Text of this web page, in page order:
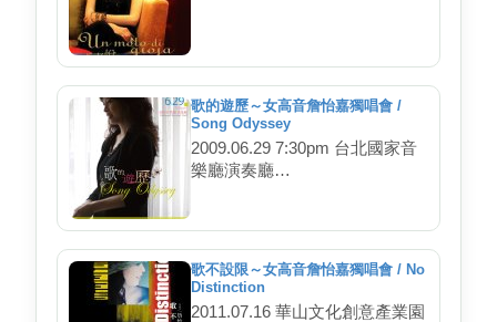
歌的遊歷～女高音詹怡嘉獨唱會 /
Song Odyssey
2009.06.29 7:30pm 台北國家音
樂廳演奏廳
導聆 / 詹怡宜
歌不設限～女高音詹怡嘉獨唱會 / No
Distinction
2011.07.16 華山文化創意產業園